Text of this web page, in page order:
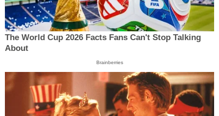
The World Cup 2026 Facts Fans Can't Stop Talking
About
Brainberries